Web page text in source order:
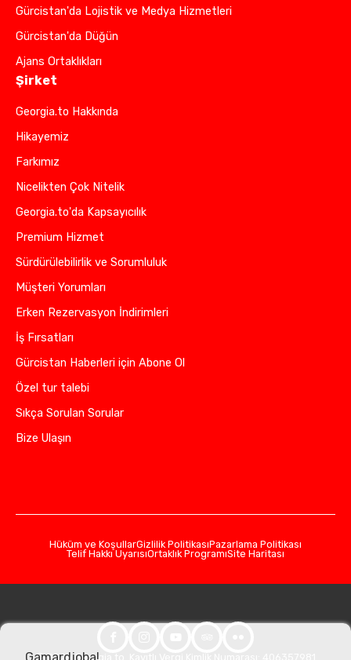
Gürcistan'da Lojistik ve Medya Hizmetleri
Gürcistan'da Düğün
Ajans Ortaklıkları
Şirket
Georgia.to Hakkında
Hikayemiz
Farkımız
Nicelikten Çok Nitelik
Georgia.to'da Kapsayıcılık
Premium Hizmet
Sürdürülebilirlik ve Sorumluluk
Müşteri Yorumları
Erken Rezervasyon İndirimleri
İş Fırsatları
Gürcistan Haberleri için Abone Ol
Özel tur talebi
Sıkça Sorulan Sorular
Bize Ulaşın
Hüküm ve KoşullarGizlilik PolitikasıPazarlama Politikası
Telif Hakkı UyarısıOrtaklık ProgramıSite Haritası
© 2026 Georgia.to. Kayıtlı Vergi Kimlik Numarası: 406357981